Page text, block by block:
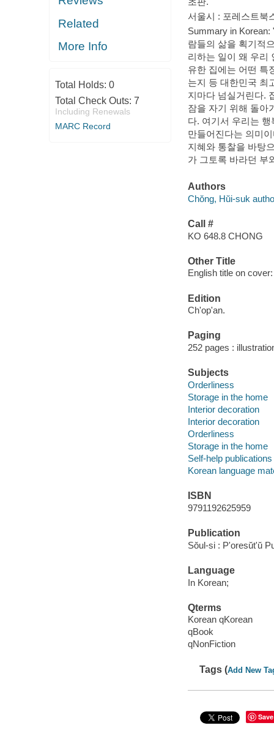
Related
More Info
Total Holds: 0
Total Check Outs: 7
Including Renewals
MARC Record
서울시 : 포레스트북
Summary in
람들의 삶을 획기적
리하는 일이 왜 우리
유한 집에는 어떤 특
는지 등 대한민국 최
지마다 넘실거린다.
잠을 자기 위해 돌아
다. 여기서 우리는
만들어진다는 의미
지혜와 통찰을 바탕
가 그토록 바라던 부
Authors
Chŏng, Hŭi-suk
Call #
KO 648.8 CHONG
Other Title
English title on
Edition
Ch'op'an.
Paging
252 pages :
Subjects
Orderliness
Storage in the home
Interior decoration
Interior decoration
Orderliness
Storage in the home
Self-help publications
Korean language
ISBN
9791192625959
Publication
Sŏul-si : P'oresŭt'ŭ
Language
In Korean;
Qterms
Korean qKorean
qBook
qNonFiction
Tags (Add New
Save